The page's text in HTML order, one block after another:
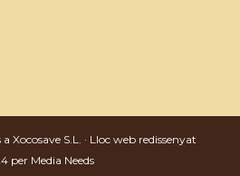
Xocosave S.L. · Lloc web redissenyat
per Media Needs